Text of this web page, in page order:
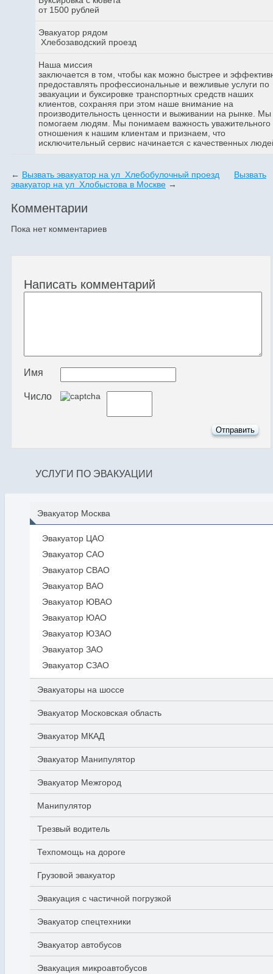
от 1500 рублей
Эвакуатор рядом
Хлебозаводский проезд
Наша миссия
заключается в том, чтобы как можно быстрее и
предоставлять профессиональные и вежливые услуги по
эвакуации и буксировке транспортных средств наших
клиентов, сохраняя при этом наше внимание на
производительность ценности и выживании на рынке. Мы
помогаем людям. Мы понимаем важность уважительного
отношения к нашим клиентам и признаем, что
исключительный сервис начинается с качественных
← Вызвать эвакуатор на ул Хлебобулочный проезд
Вызвать
эвакуатор на ул Хлобыстова в Москве →
Комментарии
Пока нет комментариев
Написать комментарий
Имя
Число
УСЛУГИ ПО ЭВАКУАЦИИ
Эвакуатор Москва
Эвакуатор ЦАО
Эвакуатор САО
Эвакуатор СВАО
Эвакуатор ВАО
Эвакуатор ЮВАО
Эвакуатор ЮАО
Эвакуатор ЮЗАО
Эвакуатор ЗАО
Эвакуатор СЗАО
Эвакуаторы на шоссе
Эвакуатор Московская область
Эвакуатор МКАД
Эвакуатор Манипулятор
Эвакуатор Межгород
Манипулятор
Трезвый водитель
Техпомощь на дороге
Грузовой эвакуатор
Эвакуация с частичной погрузкой
Эвакуатор спецтехники
Эвакуатор автобусов
Эвакуация микроавтобусов